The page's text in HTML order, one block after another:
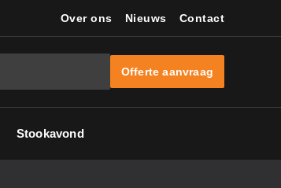
Over ons Nieuws Contact
Offerte aanvraag
Stookavond